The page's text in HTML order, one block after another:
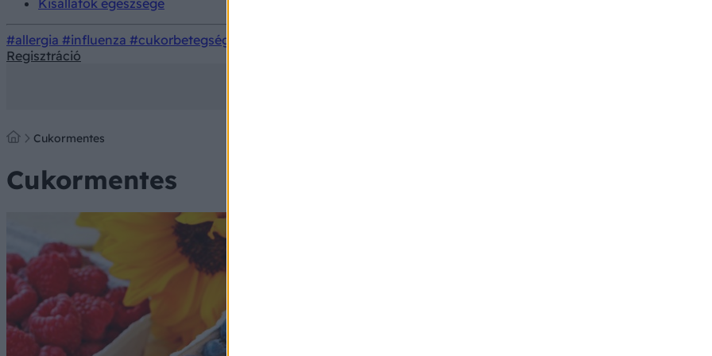
Kisállatok egészsége
#allergia #influenza #cukorbetegség
Regisztráció
Cukormentes
Cukormentes